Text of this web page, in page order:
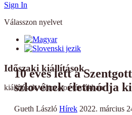
Sign In
Válasszon nyelvet
Időszaki kiállítások
kiállítások változatos témákban
10 éves lett a
szlovének életmódja
Gueth László Hírek 2022. március